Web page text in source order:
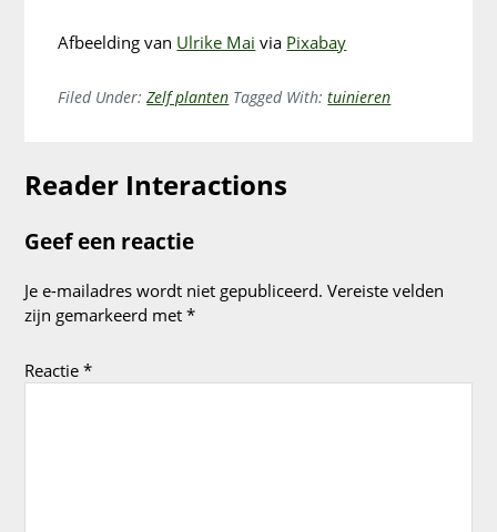
Afbeelding van Ulrike Mai via Pixabay
Filed Under:Zelf planten Tagged With:tuinieren
Reader Interactions
Geef een reactie
Je e-mailadres wordt niet gepubliceerd. Vereiste velden
zijn gemarkeerd met*
Reactie*